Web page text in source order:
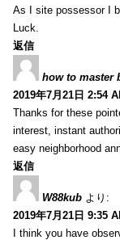
As I site possessor I
Luck.
返信
how to master
2019年7月21日 2:54
Thanks for these
interest, instant
easy neighborhood
返信
W88kub より:
2019年7月21日 9:35
I think you have